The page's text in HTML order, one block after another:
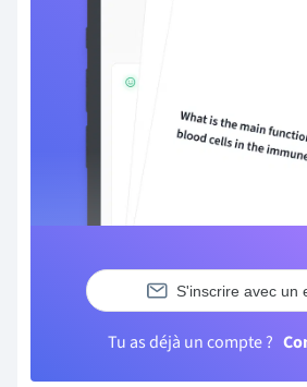
S'inscrire avec un
Tu as déjà un compte ?